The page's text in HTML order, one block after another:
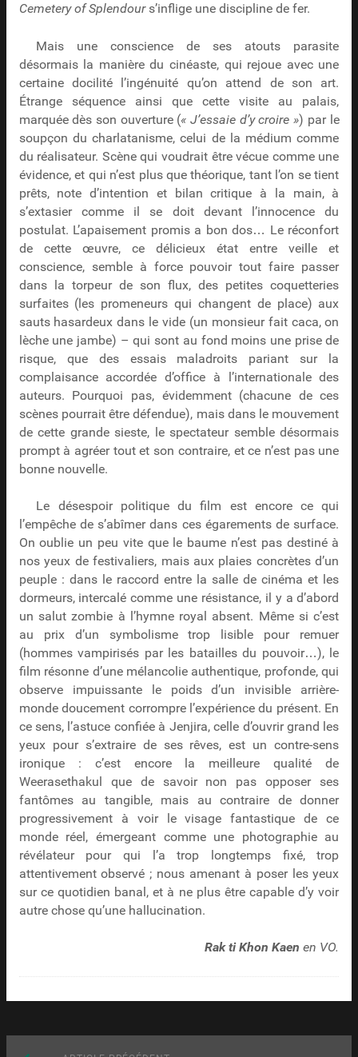
Cemetery of Splendours’inflige une discipline de fer.
Mais une conscience de ses atouts parasite
désormais la manière du cinéaste, qui rejoue avec une
certaine docilité l’ingénuité qu’on attend de son art.
Étrange séquence ainsi que cette visite au palais,
marquée dès son ouverture (« J’essaie d’y croire ») par le
soupçon du charlatanisme, celui de la médium comme
du réalisateur. Scène qui voudrait être vécue comme une
évidence, et qui n’est plus que théorique, tant l’on se tient
prêts, note d’intention et bilan critique à la main, à
s’extasier comme il se doit devant l’innocence du
postulat. L’apaisement promis a bon dos… Le réconfort
de cette œuvre, ce délicieux état entre veille et
conscience, semble à force pouvoir tout faire passer
dans la torpeur de son flux, des petites coquetteries
surfaites (les promeneurs qui changent de place) aux
sauts hasardeux dans le vide (un monsieur fait caca, on
lèche une jambe) – qui sont au fond moins une prise de
risque, que des essais maladroits pariant sur la
complaisance accordée d’office à l’internationale des
auteurs. Pourquoi pas, évidemment (chacune de ces
scènes pourrait être défendue), mais dans le mouvement
de cette grande sieste, le spectateur semble désormais
prompt à agréer tout et son contraire, et ce n’est pas une
bonne nouvelle.
Le désespoir politique du film est encore ce qui
l’empêche de s’abîmer dans ces égarements de surface.
On oublie un peu vite que le baume n’est pas destiné à
nos yeux de festivaliers, mais aux plaies concrètes d’un
peuple : dans le raccord entre la salle de cinéma et les
dormeurs, intercalé comme une résistance, il y a d’abord
un salut zombie à l’hymne royal absent. Même si c’est
au prix d’un symbolisme trop lisible pour remuer
(hommes vampirisés par les batailles du pouvoir…), le
film résonne d’une mélancolie authentique, profonde, qui
observe impuissante le poids d’un invisible arrière-
monde doucement corrompre l’expérience du présent. En
ce sens, l’astuce confiée à Jenjira, celle d’ouvrir grand les
yeux pour s’extraire de ses rêves, est un contre-sens
ironique : c’est encore la meilleure qualité de
Weerasethakul que de savoir non pas opposer ses
fantômes au tangible, mais au contraire de donner
progressivement à voir le visage fantastique de ce
monde réel, émergeant comme une photographie au
révélateur pour qui l’a trop longtemps fixé, trop
attentivement observé ; nous amenant à poser les yeux
sur ce quotidien banal, et à ne plus être capable d’y voir
autre chose qu’une hallucination.
Rak ti Khon Kaen en VO.